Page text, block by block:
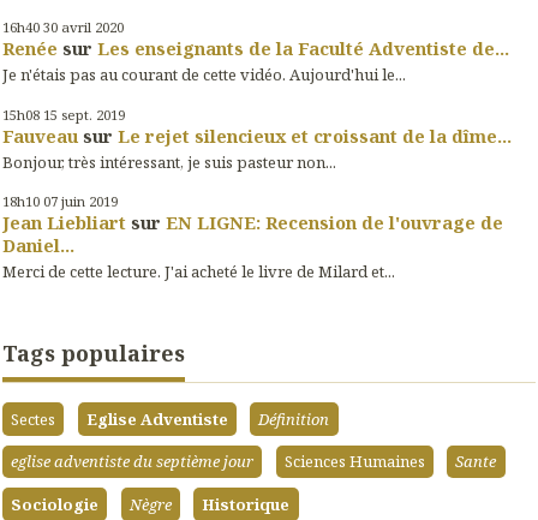
16h40 30 avril 2020
Renée sur Les enseignants de la Faculté Adventiste de...
Je n'étais pas au courant de cette vidéo. Aujourd'hui le...
15h08 15 sept. 2019
Fauveau sur Le rejet silencieux et croissant de la dîme...
Bonjour, très intéressant, je suis pasteur non...
18h10 07 juin 2019
Jean Liebliart sur EN LIGNE: Recension de l'ouvrage de
Daniel...
Merci de cette lecture. J'ai acheté le livre de Milard et...
Tags populaires
Sectes Eglise Adventiste
Définition
eglise adventiste du septième jour
Sciences Humaines
Sante
Sociologie
Nègre
Historique